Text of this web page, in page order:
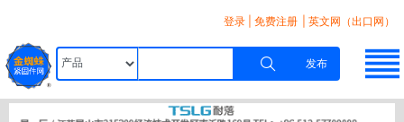
登录 免费注册 | 英文网（出口网）
发布